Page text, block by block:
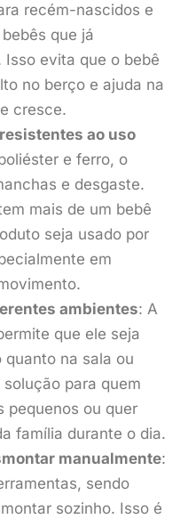
recém-nascidos e
que já
Isso evita que o bebê
no berço e ajuda na
cresce.
ao uso
e ferro, o
e desgaste.
mais de um bebê
seja usado por
em
ambientes: A
que ele seja
na sala ou
para quem
pequenos ou quer
família durante o dia.
manualmente:
sendo
sozinho. Isso é